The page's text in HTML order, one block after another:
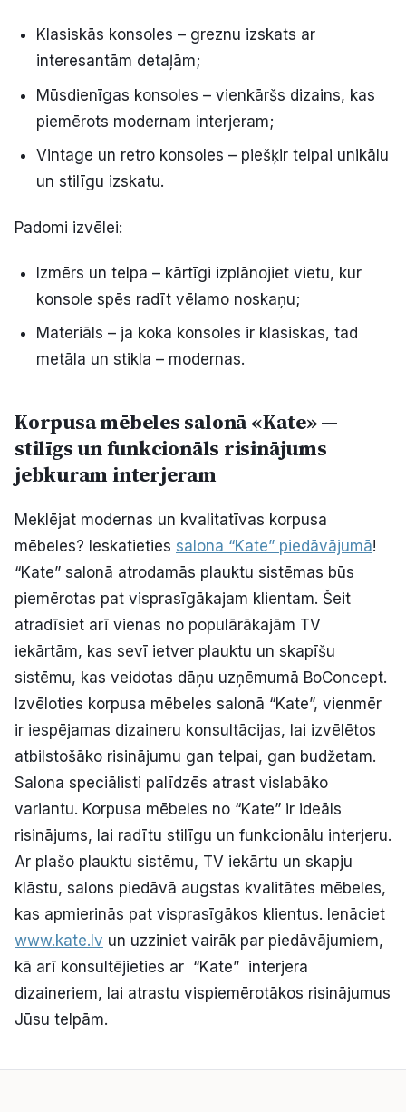
Klasiskās konsoles – greznu izskats ar
interesantām detaļām;
Mūsdienīgas konsoles – vienkāršs dizains, kas
piemērots modernam interjeram;
Vintage un retro konsoles – piešķir telpai unikālu
un stilīgu izskatu.
Padomi izvēlei:
Izmērs un telpa – kārtīgi izplānojiet vietu, kur
konsole spēs radīt vēlamo noskaņu;
Materiāls – ja koka konsoles ir klasiskas, tad
metāla un stikla – modernas.
Korpusa mēbeles salonā «Kate» —
stilīgs un funkcionāls risinājums
jebkuram interjeram
Meklējat modernas un kvalitatīvas korpusa
mēbeles? Ieskatieties salona “Kate” piedāvājumā!
“Kate” salonā atrodamās plauktu sistēmas būs
piemērotas pat visprasīgākajam klientam. Šeit
atradīsiet arī vienas no populārākajām TV
iekārtām, kas sevī ietver plauktu un skapīšu
sistēmu, kas veidotas dāņu uzņēmumā BoConcept.
Izvēloties korpusa mēbeles salonā “Kate”, vienmēr
ir iespējamas dizaineru konsultācijas, lai izvēlētos
atbilstošāko risinājumu gan telpai, gan budžetam.
Salona speciālisti palīdzēs atrast vislabāko
variantu. Korpusa mēbeles no “Kate” ir ideāls
risinājums, lai radītu stilīgu un funkcionālu interjeru.
Ar plašo plauktu sistēmu, TV iekārtu un skapju
klāstu, salons piedāvā augstas kvalitātes mēbeles,
kas apmierinās pat visprasīgākos klientus. Ienāciet
www.kate.lv un uzziniet vairāk par piedāvājumiem,
kā arī konsultējieties ar “Kate” interjera
dizaineriem, lai atrastu vispiemērotākos risinājumus
Jūsu telpām.